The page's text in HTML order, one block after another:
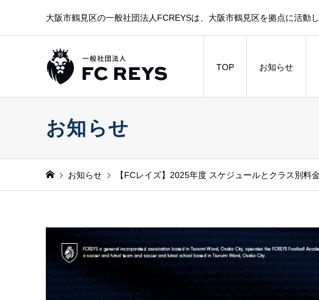
大阪市鶴見区の一般社団法人FCREYSは、大阪市鶴見区を拠点に活動
TOP お知らせ
お知らせ
お知らせ 【FCレイズ】2025年度 スケジュールとクラス別料